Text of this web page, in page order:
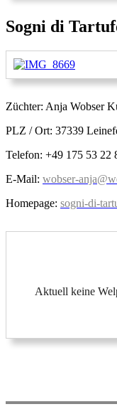
Sogni di
Züchter: Anja Wobser
PLZ / Ort: 37339
Telefon: +49 175 53 22
E-Mail: wobser-
Homepage: sogni-di-
Aktuell keine